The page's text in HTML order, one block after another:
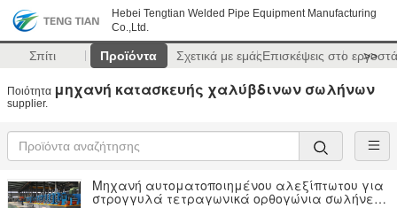
Hebei Tengtian Welded Pipe Equipment Manufacturing
Co.,Ltd.
Σπίτι Προϊόντα Σχετικά με εμάςΕπισκέψεις στο >>
Ποιότητα μηχανή κατασκευής χαλύβδινων σωλήνων
supplier.
Μηχανή αυτοματοποιημένου αλεξίπτωτου για
στρογγυλά τετραγωνικά ορθογώνια σωλήνες